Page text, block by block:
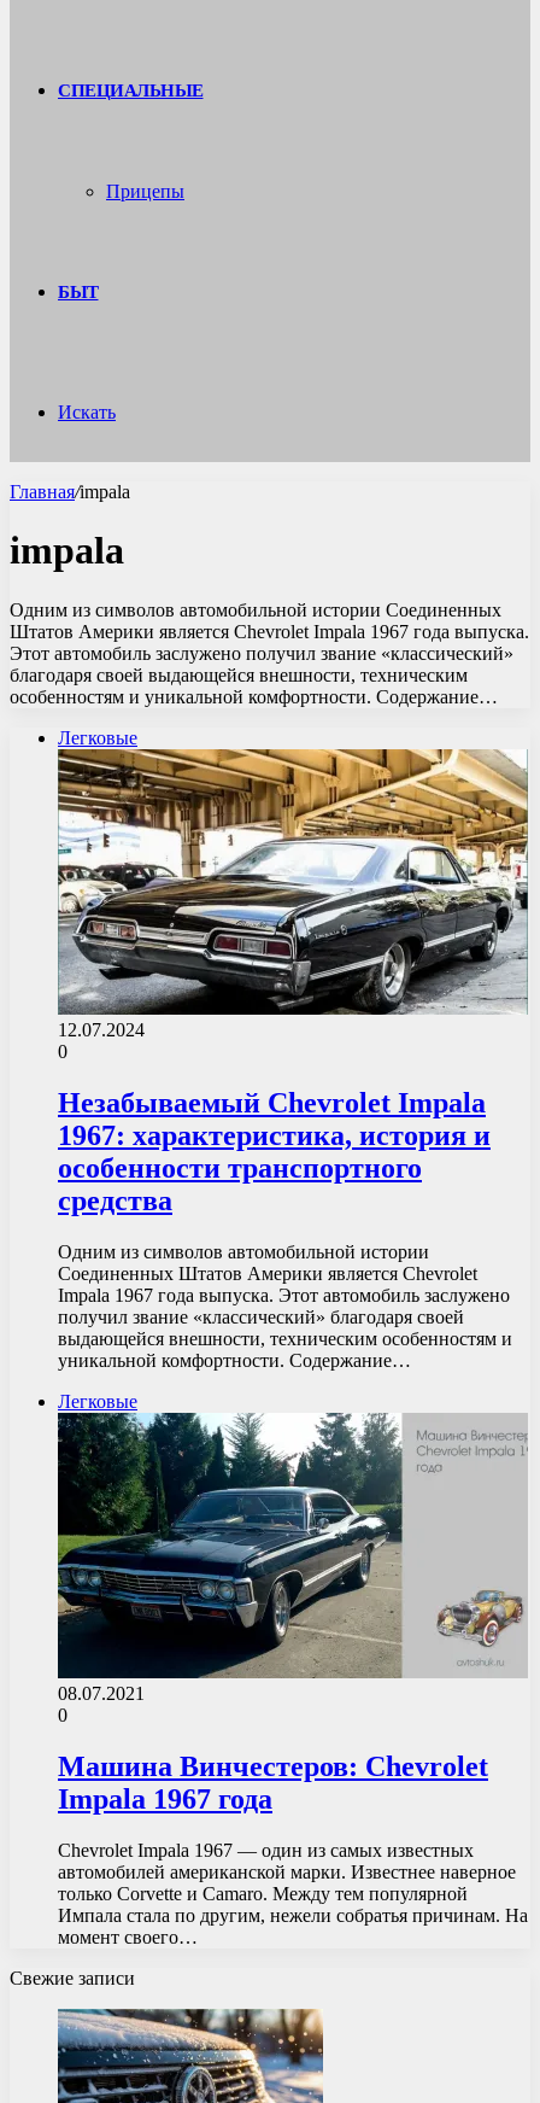
СПЕЦИАЛЬНЫЕ
Прицепы
БЫТ
Искать
Главная/impala
impala
Одним из символов автомобильной истории Соединенных
Штатов Америки является Chevrolet Impala 1967 года выпуска.
Этот автомобиль заслужено получил звание «классический»
благодаря своей выдающейся внешности, техническим
особенностям и уникальной комфортности. Содержание…
Легковые
12.07.2024
0
Незабываемый Chevrolet Impala
1967: характеристика, история и
особенности транспортного
средства
Одним из символов автомобильной истории
Соединенных Штатов Америки является Chevrolet
Impala 1967 года выпуска. Этот автомобиль заслужено
получил звание «классический» благодаря своей
выдающейся внешности, техническим особенностям и
уникальной комфортности. Содержание…
Легковые
08.07.2021
0
Машина Винчестеров: Chevrolet
Impala 1967 года
Chevrolet Impala 1967 — один из самых известных
автомобилей американской марки. Известнее наверное
только Corvette и Camaro. Между тем популярной
Импала стала по другим, нежели собратья причинам. На
момент своего…
Свежие записи